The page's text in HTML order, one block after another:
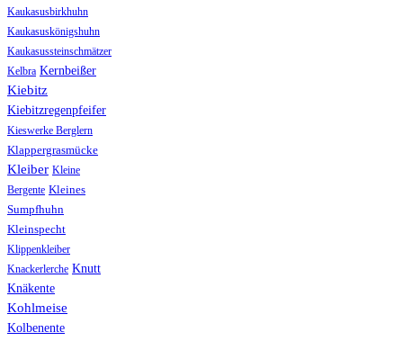
Kaukasusbirkhuhn
Kaukasuskönigshuhn
Kaukasussteinschmätzer
Kelbra Kernbeißer
Kiebitz
Kiebitzregenpfeifer
Kieswerke Berglern
Klappergrasmücke
Kleiber Kleine
Bergente Kleines
Sumpfhuhn
Kleinspecht
Klippenkleiber
Knackerlerche Knutt
Knäkente
Kohlmeise
Kolbenente